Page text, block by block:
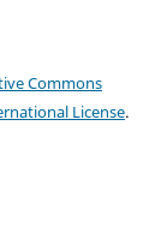
Commons
License.